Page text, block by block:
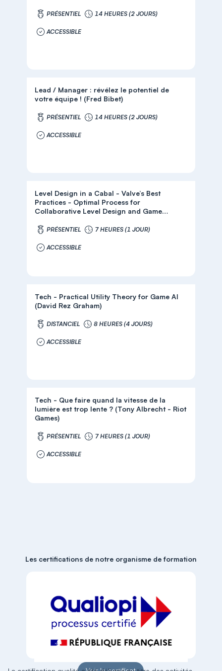
PRÉSENTIEL 14 HEURES (2 JOURS)
ACCESSIBLE
Lead / Manager : révélez le potentiel de
votre équipe ! (Fred Bibet)
PRÉSENTIEL 14 HEURES (2 JOURS)
ACCESSIBLE
Level Design in a Cabal - Valve’s Best
Practices - Optimal Process for
Collaborative Level Design and Game
PRÉSENTIEL 7 HEURES (1 JOUR)
ACCESSIBLE
Tech - Practical Utility Theory for Game AI
(David Rez Graham)
DISTANCIEL 8 HEURES (4 JOURS)
ACCESSIBLE
Tech - Que faire quand la vitesse de la
lumière est trop lente ? (Tony Albrecht - Riot
Games)
PRÉSENTIEL 7 HEURES (1 JOUR)
ACCESSIBLE
Les certifications de notre organisme de formation